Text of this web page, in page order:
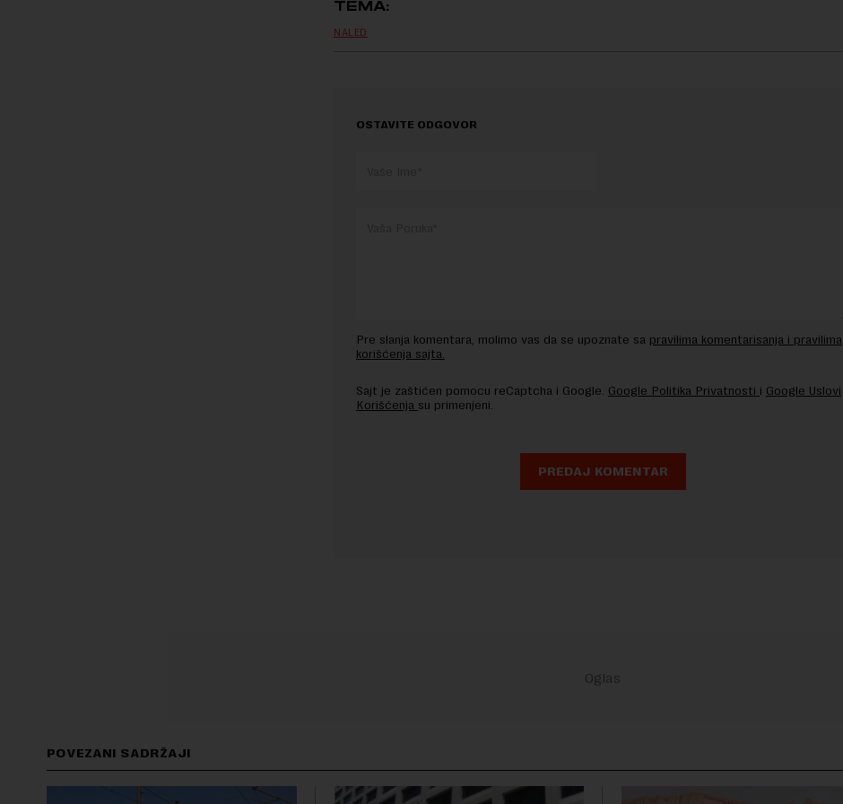
TEMA:
NALED
OSTAVITE ODGOVOR
Pre slanja komentara, molimo vas da se upoznate sa pravilima komentarisanja i pravilima
korišćenja sajta.
Sajt je zaštićen pomocu reCaptcha i Google. Google Politika Privatnosti i Google Uslovi
Korišćenja su primenjeni.
POVEZANI SADRŽAJI